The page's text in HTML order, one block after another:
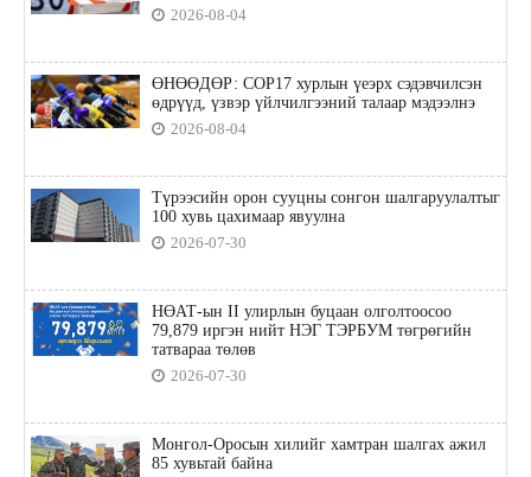
2026-08-04
ӨНӨӨДӨР: COP17 хурлын үеэрх сэдэвчилсэн
өдрүүд, үзвэр үйлчилгээний талаар мэдээлнэ
2026-08-04
Түрээсийн орон сууцны сонгон шалгаруулалтыг
100 хувь цахимаар явуулна
2026-07-30
НӨАТ-ын II улирлын буцаан олголтоосоо
79,879 иргэн нийт НЭГ ТЭРБУМ төгрөгийн
татвараа төлөв
2026-07-30
Монгол-Оросын хилийг хамтран шалгах ажил
85 хувьтай байна